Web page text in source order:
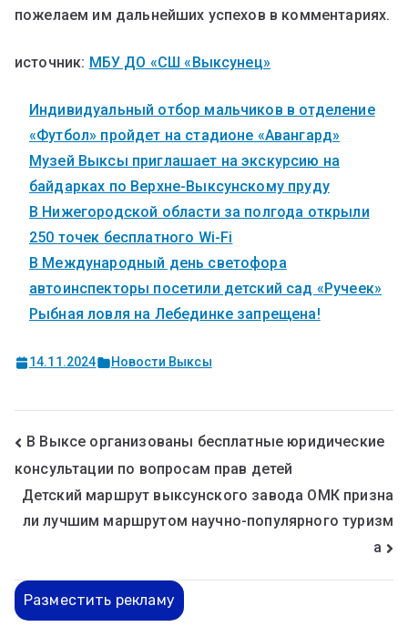
пожелаем им дальнейших успехов в комментариях.
источник: МБУ ДО «СШ «Выксунец»
Индивидуальный отбор мальчиков в отделение
«Футбол» пройдет на стадионе «Авангард»
Музей Выксы приглашает на экскурсию на
байдарках по Верхне-Выксунскому пруду
В Нижегородской области за полгода открыли
250 точек бесплатного Wi-Fi
В Международный день светофора
автоинспекторы посетили детский сад «Ручеек»
Рыбная ловля на Лебединке запрещена!
14.11.2024 Новости Выксы
В Выксе организованы бесплатные юридические
консультации по вопросам прав детей
Детский маршрут выксунского завода ОМК призна
ли лучшим маршрутом научно-популярного туризм
а
Разместить рекламу